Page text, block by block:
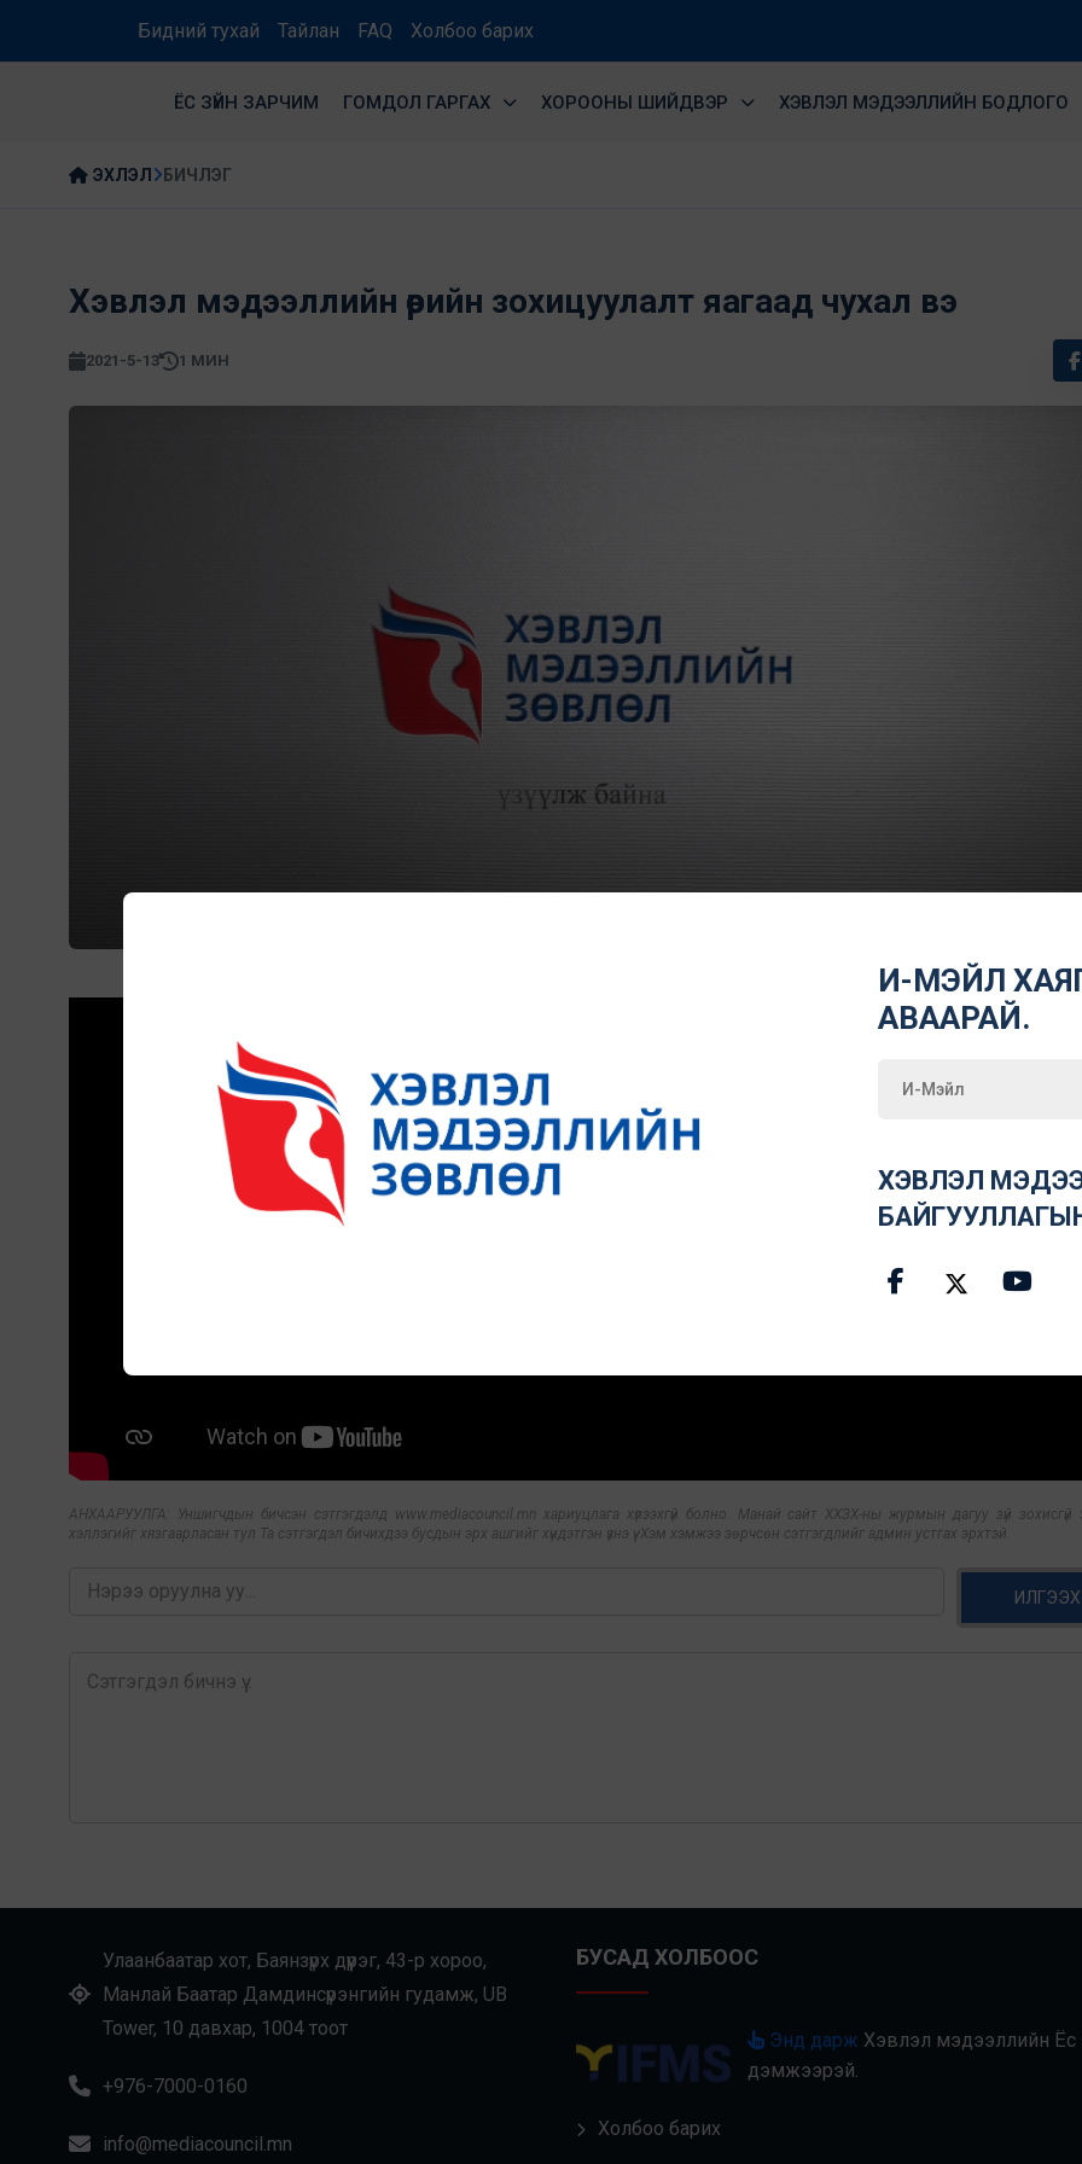
Бидний тухай Тайлан FAQ Холбоо барих
ЁС ЗҮЙН ЗАРЧИМ ГОМДОЛ ГАРГАХ ХОРООНЫ ШИЙДВЭР ХЭВЛЭЛ МЭДЭЭЛЛИЙН БОДЛОГО
ЭХЛЭЛ БИЧЛЭГ
Хэвлэл мэдээллийн өөрийн зохицуулалт яагаад чухал вэ
2021-5-13 1 МИН
АНХААРУУЛГА: Уншигчдын бичсэн сэтгэгдэлд www.mediacouncil.mn хариуцлага хүлээхгүй болно. Манай сайт ХХЗХ-ны журмын дагуу зүй зохисгүй
хэллэгийг хязгаарласан тул Та сэтгэгдэл бичихдээ бусдын эрх ашгийг хүндэтгэн үзнэ үү. Хэм хэмжээ зөрчсөн сэтгэгдлийг админ устгах эрхтэй.
ИЛГЭЭХ
И-МЭЙЛ
АВААРАЙ.
ХЭВЛЭЛ
Улаанбаатар хот, Баянзүрх дүүрэг, 43-р хороо,
Манлай Баатар Дамдинсүрэнгийн гудамж, UB
Tower, 10 давхар, 1004 тоот
+976-7000-0160
info@mediacouncil.mn
БУСАД ХОЛБООС
Энд дарж Хэвлэл мэдээллийн Ёс
дэмжээрэй.
Холбоо барих